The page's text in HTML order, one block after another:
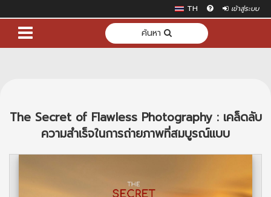
TH เข้าสู่ระบบ
ค้นหา
The Secret of Flawless Photography : เคล็ดลับ
ความสำเร็จในการถ่ายภาพที่สมบูรณ์แบบ
Next